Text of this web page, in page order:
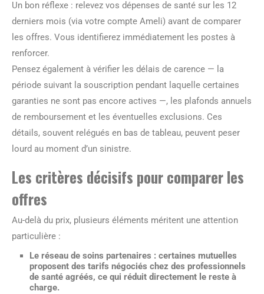
Un bon réflexe : relevez vos dépenses de santé sur les 12
derniers mois (via votre compte Ameli) avant de comparer
les offres. Vous identifierez immédiatement les postes à
renforcer.
Pensez également à vérifier les délais de carence — la
période suivant la souscription pendant laquelle certaines
garanties ne sont pas encore actives —, les plafonds annuels
de remboursement et les éventuelles exclusions. Ces
détails, souvent relégués en bas de tableau, peuvent peser
lourd au moment d’un sinistre.
Les critères décisifs pour comparer les
offres
Au-delà du prix, plusieurs éléments méritent une attention
particulière :
Le réseau de soins partenaires : certaines mutuelles
proposent des tarifs négociés chez des professionnels
de santé agréés, ce qui réduit directement le reste à
charge.